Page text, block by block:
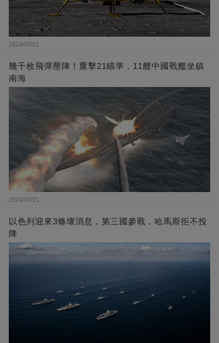
2024/05/21
幾千枚飛彈壓陣！鷹擊21瞄準，11艘中國戰艦坐鎮
南海
2024/05/21
以色列迎來3條壞消息，第三國參戰，哈馬斯拒不投
降